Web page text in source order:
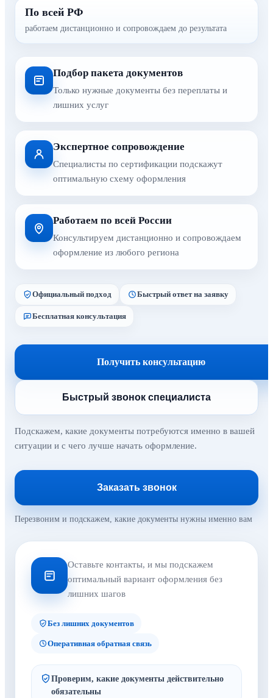
По всей РФ
работаем дистанционно и сопровождаем до результата
Подбор пакета документов
Только нужные документы без переплаты и
лишних услуг
Экспертное сопровождение
Специалисты по сертификации подскажут
оптимальную схему оформления
Работаем по всей России
Консультируем дистанционно и сопровождаем
оформление из любого региона
Официальный подход Быстрый ответ на заявку
Бесплатная консультация
Получить консультацию
Быстрый звонок специалиста
Подскажем, какие документы потребуются именно в вашей
ситуации и с чего лучше начать оформление.
Заказать звонок
Перезвоним и подскажем, какие документы нужны именно вам
Оставьте контакты, и мы подскажем
оптимальный вариант оформления без
лишних шагов
Без лишних документов
Оперативная обратная связь
Проверим, какие документы действительно
обязательны